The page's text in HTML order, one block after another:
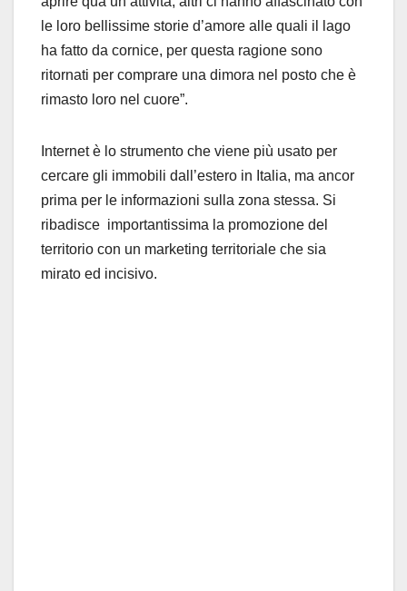
le loro bellissime storie d’amore alle quali il lago
ha fatto da cornice, per questa ragione sono
ritornati per comprare una dimora nel posto che è
rimasto loro nel cuore”.
Internet è lo strumento che viene più usato per
cercare gli immobili dall’estero in Italia, ma ancor
prima per le informazioni sulla zona stessa. Si
ribadisce importantissima la promozione del
territorio con un marketing territoriale che sia
mirato ed incisivo.